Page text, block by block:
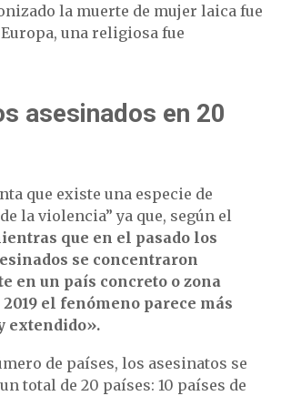
la muerte de mujer laica fue
una religiosa fue
asesinados en 20
que existe una especie de
la violencia” ya que, según el
que en el pasado los
se concentraron
en un país concreto o zona
el fenómeno parece más
extendido».
de países, los asesinatos se
total de 20 países: 10 países de